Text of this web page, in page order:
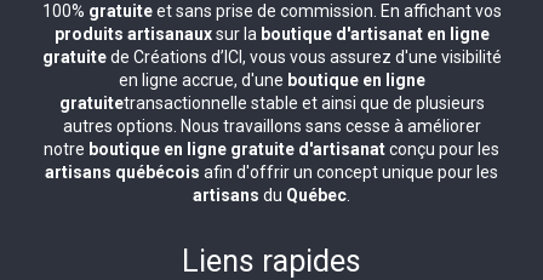
100% gratuiteet sans prise de commission. En affichant vos
produits artisanauxsur la boutique d'artisanat en ligne
gratuitede Créations d’ICI, vous vous assurez d'une visibilité
en ligne accrue, d'une boutique en ligne
gratuitetransactionnelle stable et ainsi que de plusieurs
autres options. Nous travaillons sans cesse à améliorer
notre boutique en ligne gratuite d'artisanatconçu pour les
artisans québécois afin d'offrir un concept unique pour les
artisans du Québec
Liens rapides